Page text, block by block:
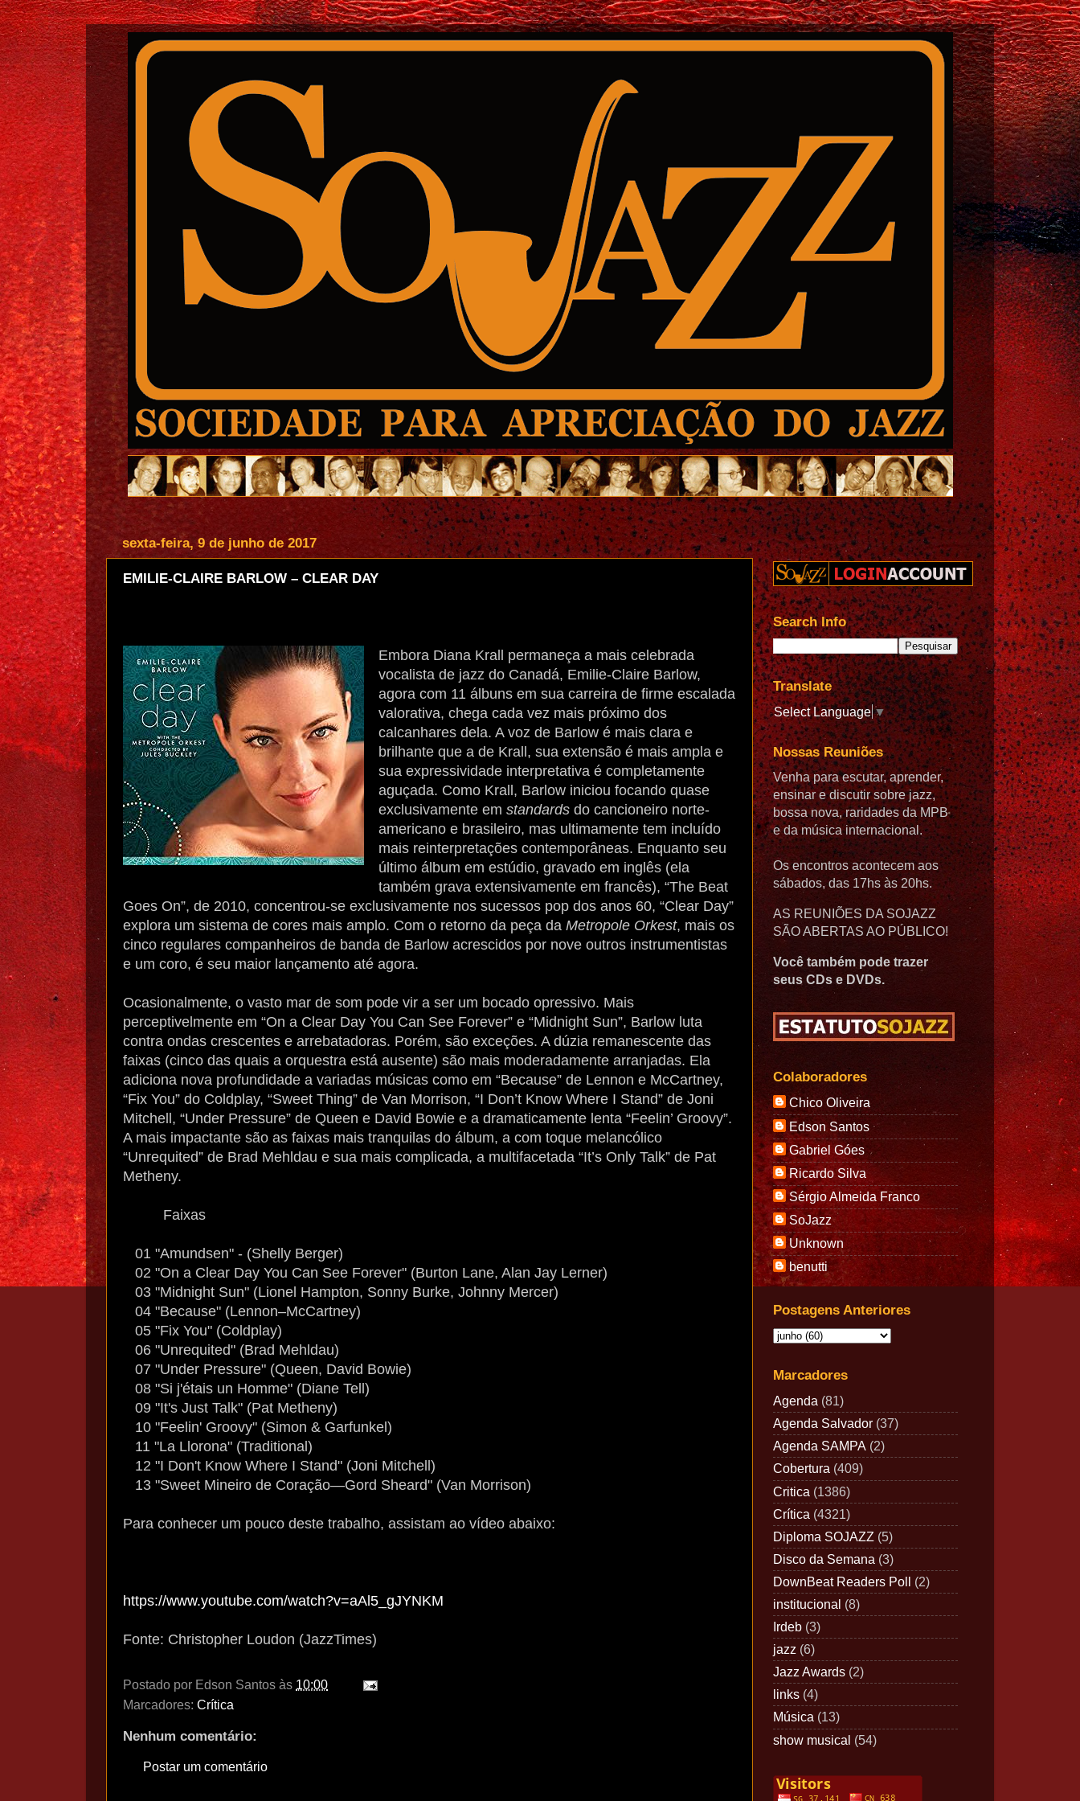
sexta-feira, 9 de junho de 2017
EMILIE-CLAIRE BARLOW – CLEAR DAY
Embora Diana Krall permaneça a mais celebrada
vocalista de jazz do Canadá, Emilie-Claire Barlow,
agora com 11 álbuns em sua carreira de firme escalada
valorativa, chega cada vez mais próximo dos
calcanhares dela. A voz de Barlow é mais clara e
brilhante que a de Krall, sua extensão é mais ampla e
sua expressividade interpretativa é completamente
aguçada. Como Krall, Barlow iniciou focando quase
exclusivamente em standardsdo cancioneiro norte-
americano e brasileiro, mas ultimamente tem incluído
mais reinterpretações contemporâneas. Enquanto seu
último álbum em estúdio, gravado em inglês (ela
também grava extensivamente em francês), “The Beat
Goes On”, de 2010, concentrou-se exclusivamente nos sucessos pop dos anos 60, “Clear Day”
explora um sistema de cores mais amplo. Com o retorno da peça da Metropole Orkest, mais os
cinco regulares companheiros de banda de Barlow acrescidos por nove outros instrumentistas
e um coro, é seu maior lançamento até agora.
Ocasionalmente, o vasto mar de som pode vir a ser um bocado opressivo. Mais
perceptivelmente em “On a Clear Day You Can See Forever” e “Midnight Sun”, Barlow luta
contra ondas crescentes e arrebatadoras. Porém, são exceções. A dúzia remanescente das
faixas (cinco das quais a orquestra está ausente) são mais moderadamente arranjadas. Ela
adiciona nova profundidade a variadas músicas como em “Because” de Lennon e McCartney,
“Fix You” do Coldplay, “Sweet Thing” de Van Morrison, “I Don’t Know Where I Stand” de Joni
Mitchell, “Under Pressure” de Queen e David Bowie e a dramaticamente lenta “Feelin’ Groovy”.
A mais impactante são as faixas mais tranquilas do álbum, a com toque melancólico
“Unrequited” de Brad Mehldau e sua mais complicada, a multifacetada “It’s Only Talk” de Pat
Metheny.
Faixas
01 "Amundsen" - (Shelly Berger)
02 "On a Clear Day You Can See Forever" (Burton Lane, Alan Jay Lerner)
03 "Midnight Sun" (Lionel Hampton, Sonny Burke, Johnny Mercer)
04 "Because" (Lennon–McCartney)
05 "Fix You" (Coldplay)
06 "Unrequited" (Brad Mehldau)
07 "Under Pressure" (Queen, David Bowie)
08 "Si j'étais un Homme" (Diane Tell)
09 "It's Just Talk" (Pat Metheny)
10 "Feelin' Groovy" (Simon & Garfunkel)
11 "La Llorona" (Traditional)
12 "I Don't Know Where I Stand" (Joni Mitchell)
13 "Sweet Mineiro de Coração—Gord Sheard" (Van Morrison)
Para conhecer um pouco deste trabalho, assistam ao vídeo abaixo:
https://www.youtube.com/watch?v=aAl5_gJYNKM
Fonte: Christopher Loudon (JazzTimes)
Postado por Edson Santos às 10:00
Marcadores: Crítica
Nenhum comentário:
Postar um comentário
Search Info
Translate
Select Language▼
Nossas Reuniões
Venha para escutar, aprender,
ensinar e discutir sobre jazz,
bossa nova, raridades da MPB
e da música internacional.
Os encontros acontecem aos
sábados, das 17hs às 20hs.
AS REUNIÕES DA SOJAZZ
SÃO ABERTAS AO PÚBLICO!
Você também pode trazer
seus CDs e DVDs.
Colaboradores
Chico Oliveira
Edson Santos
Gabriel Góes
Ricardo Silva
Sérgio Almeida Franco
SoJazz
Unknown
benutti
Postagens Anteriores
Marcadores
Agenda (81)
Agenda Salvador (37)
Agenda SAMPA (2)
Cobertura (409)
Critica (1386)
Crítica (4321)
Diploma SOJAZZ (5)
Disco da Semana (3)
DownBeat Readers Poll (2)
institucional (8)
Irdeb (3)
jazz (6)
Jazz Awards (2)
links (4)
Música (13)
show musical (54)